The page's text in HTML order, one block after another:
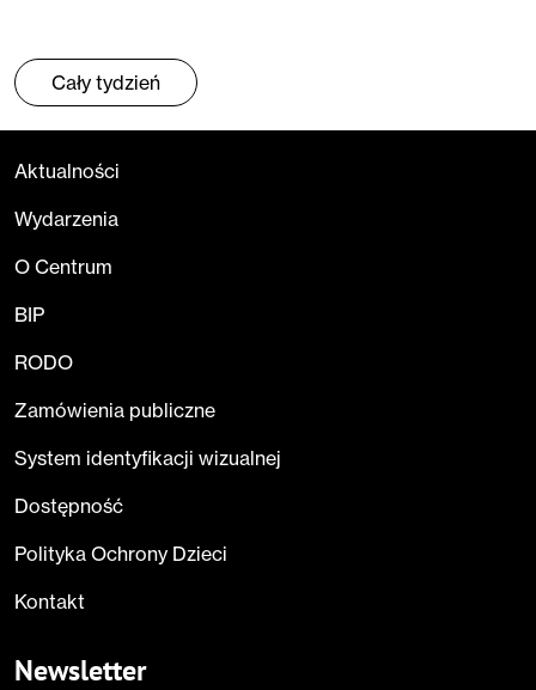
Cały tydzień
Aktualności
Wydarzenia
O Centrum
BIP
RODO
Zamówienia publiczne
System identyfikacji wizualnej
Dostępność
Polityka Ochrony Dzieci
Kontakt
Newsletter